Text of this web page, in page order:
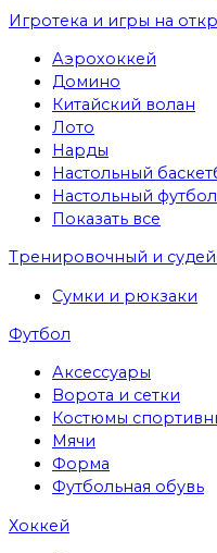
Игротека и игры на
Аэрохоккей
Домино
Китайский волан
Лото
Нарды
Настольный
Настольный футбол
Показать все
Тренировочный и
Сумки и рюкзаки
Футбол
Аксессуары
Ворота и сетки
Костюмы
Мячи
Форма
Футбольная обувь
Хоккей